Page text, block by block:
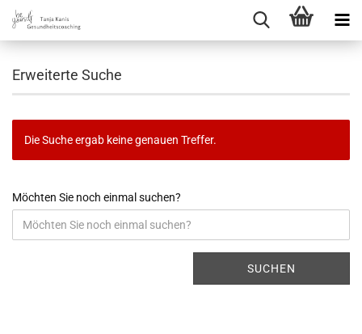
Erweiterte Suche
Die Suche ergab keine genauen Treffer.
Möchten Sie noch einmal suchen?
SUCHEN